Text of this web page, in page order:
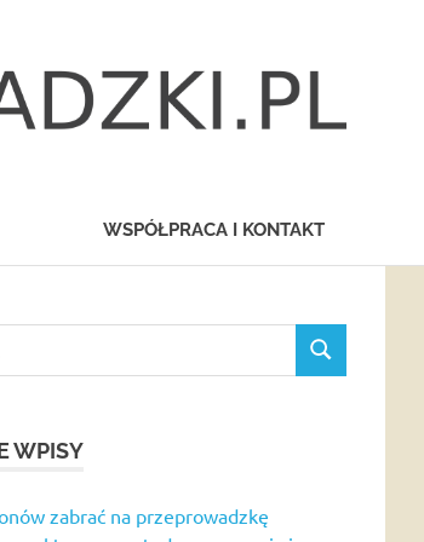
WSPÓŁPRACA I KONTAKT
SEARCH
WPISY
zabrać na przeprowadzkę